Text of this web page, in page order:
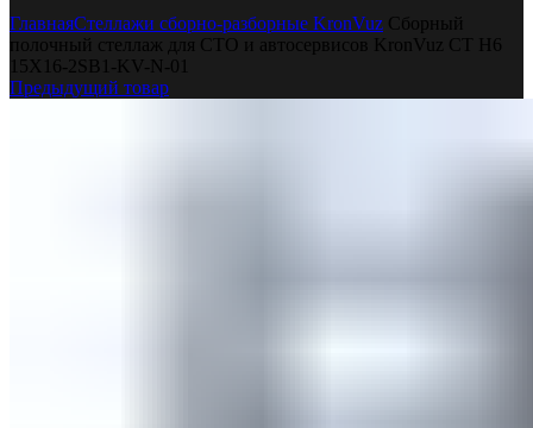
ГлавнаяСтеллажи сборно-разборные KronVuz Сборный
полочный стеллаж для СТО и автосервисов KronVuz CT H6
15Х16-2SB1-KV-N-01
Предыдущий товар